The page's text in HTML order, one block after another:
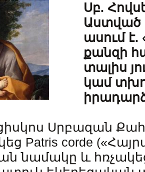
Սբ.
Աստված
ասում է.
քանզի
տալիս
կամ
Սրբազան
Patris corde
նամակը և